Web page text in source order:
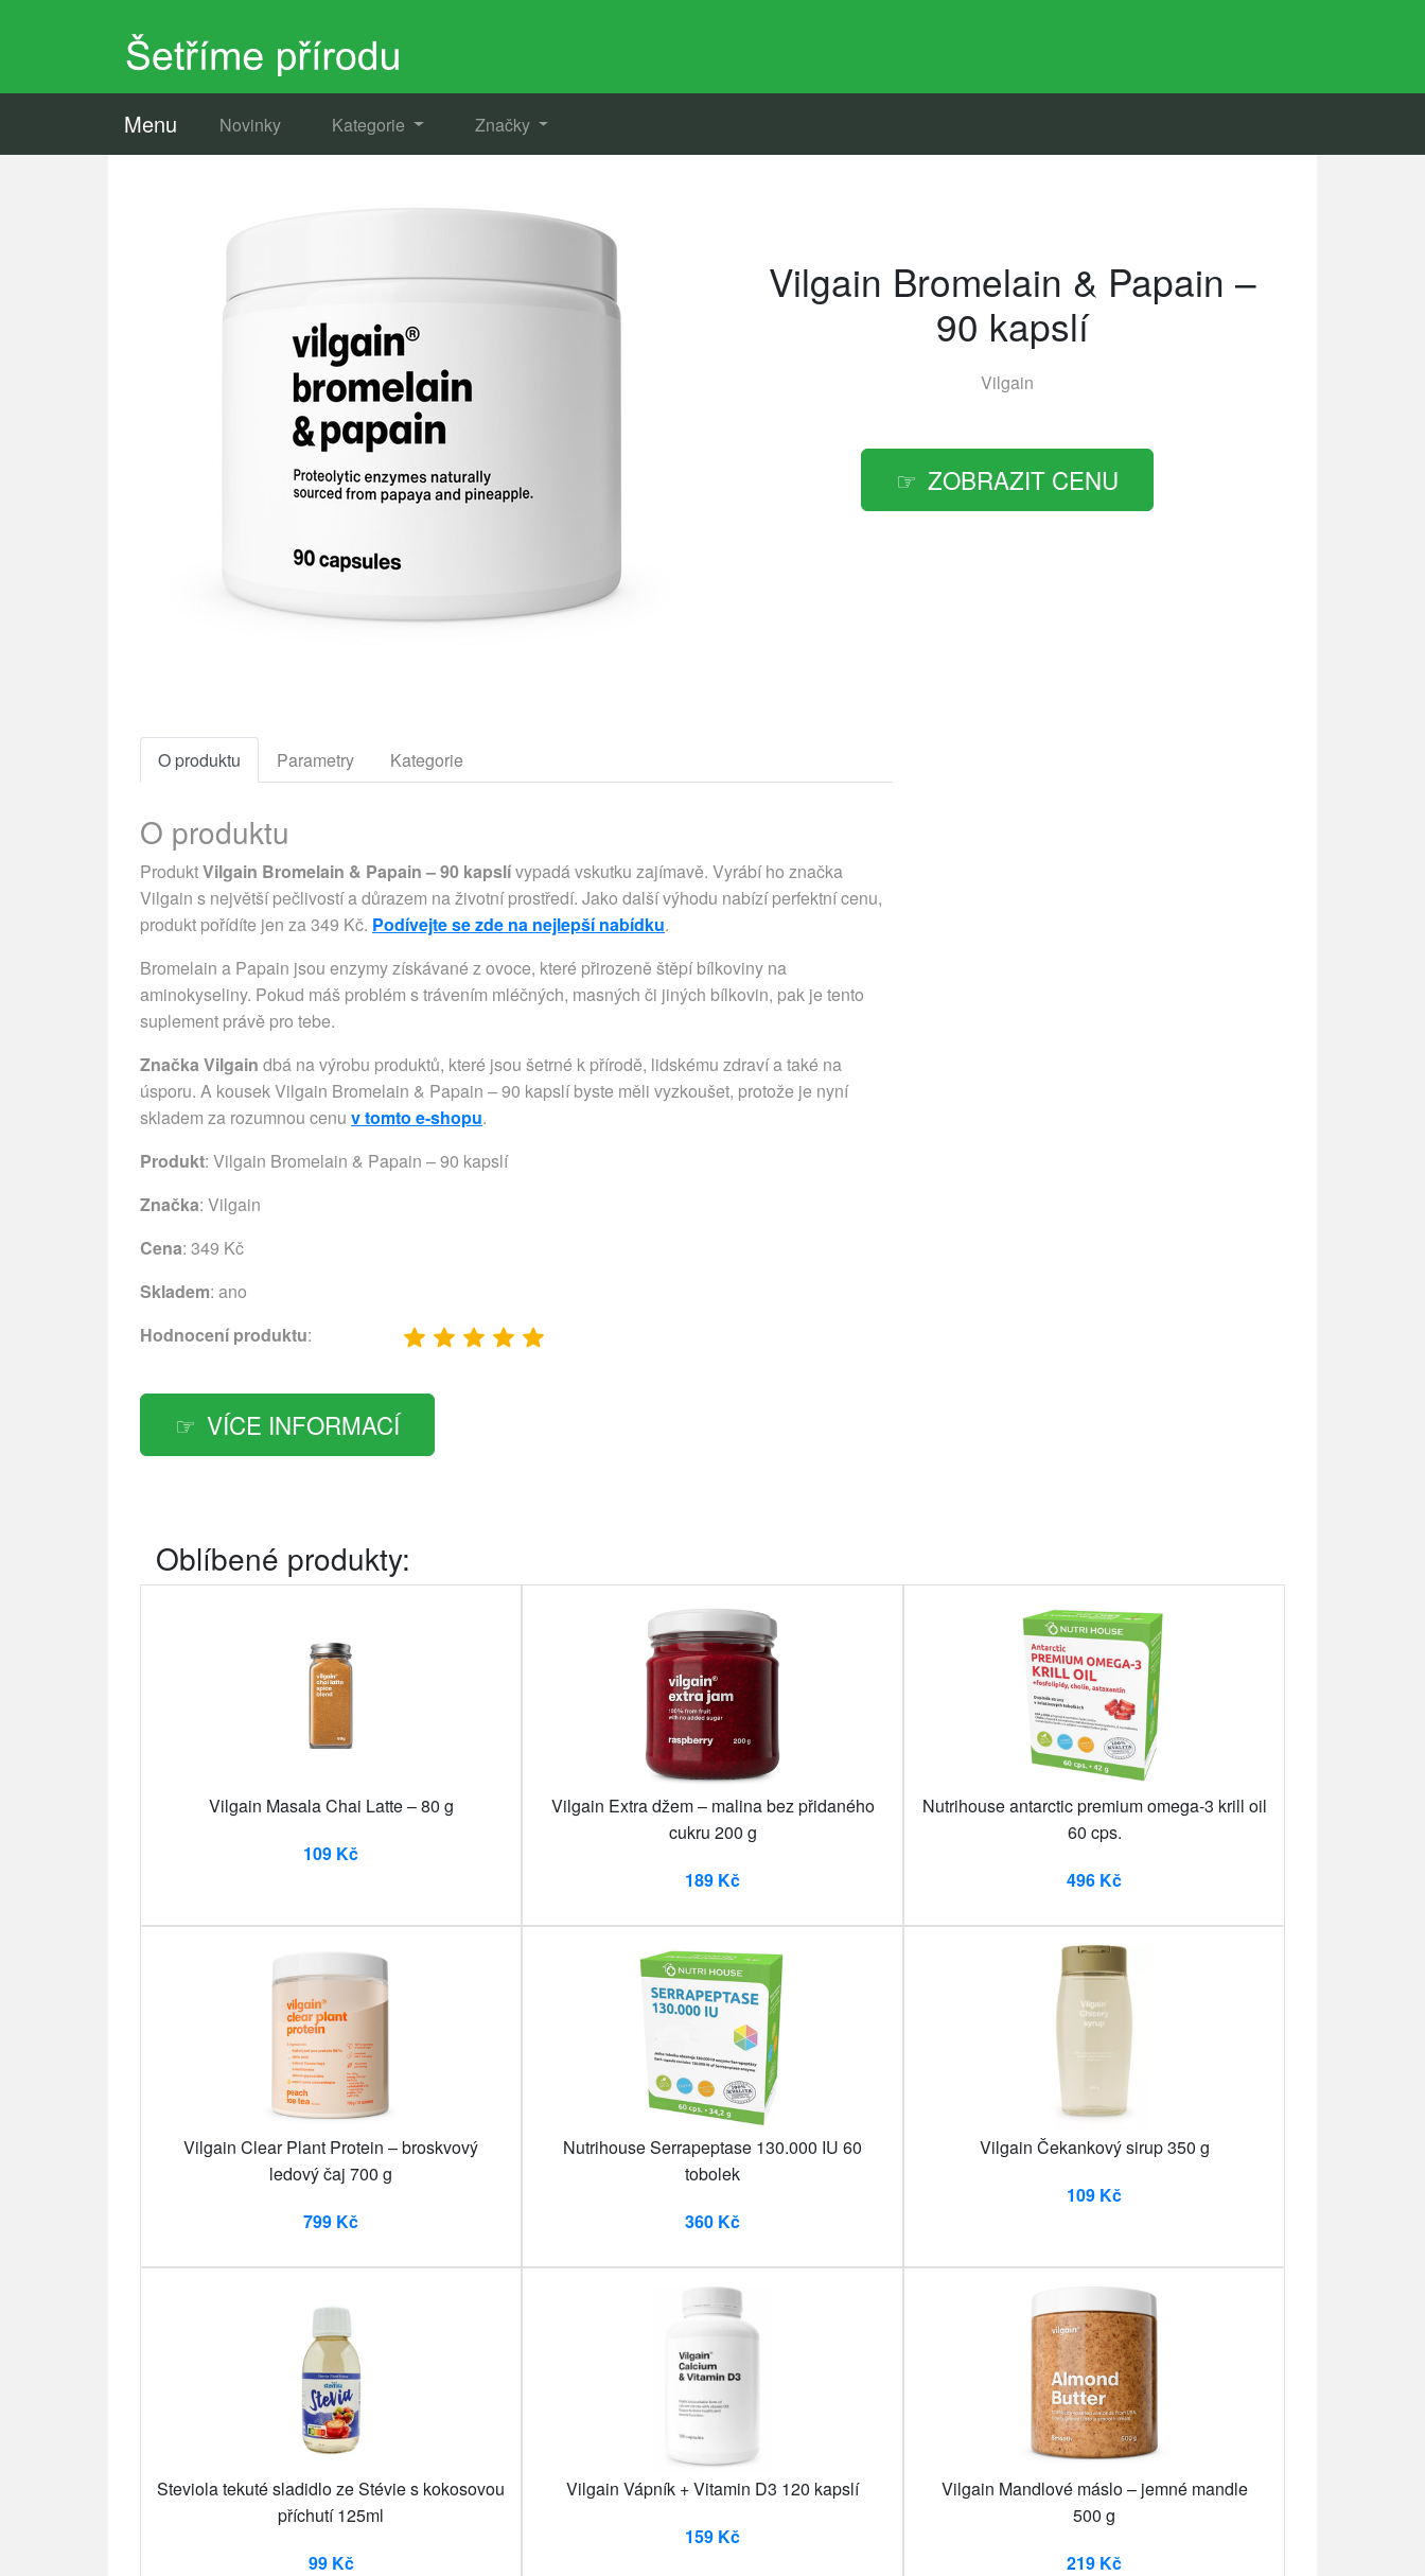
Menu Novinky Kategorie Značky
Vilgain Bromelain & Papain –
90 kapslí
Vilgain
ZOBRAZIT CENU
O produktu Parametry Kategorie
O produktu
ProduktVilgain Bromelain & Papain – 90 kapslívypadá vskutku zajímavě. Vyrábí ho značka
Vilgain s největší pečlivostí a důrazem na životní prostředí. Jako další výhodu nabízí perfektní cenu,
produkt pořídíte jen za 349 Kč. Podívejte se zde na nejlepší nabídku.
Bromelain a Papain jsou enzymy získávané z ovoce, které přirozeně štěpí bílkoviny na
aminokyseliny. Pokud máš problém s trávením mléčných, masných či jiných bílkovin, pak je tento
suplement právě pro tebe.
Značka Vilgain dbá na výrobu produktů, které jsou šetrné k přírodě, lidskému zdraví a také na
úsporu. A kousek Vilgain Bromelain & Papain – 90 kapslí byste měli vyzkoušet, protože je nyní
skladem za rozumnou cenu v tomto e-shopu.
Produkt: Vilgain Bromelain & Papain – 90 kapslí
Značka: Vilgain
Cena: 349 Kč
Skladem: ano
Hodnocení produktu:
VÍCE INFORMACÍ
Oblíbené produkty:
Vilgain Masala Chai Latte – 80 g
109 Kč
Vilgain Extra džem – malina bez přidaného
cukru 200 g
189 Kč
Nutrihouse antarctic premium omega-3 krill oil
60 cps.
496 Kč
Vilgain Clear Plant Protein – broskvový
ledový čaj 700 g
799 Kč
Nutrihouse Serrapeptase 130.000 IU 60
tobolek
360 Kč
Vilgain Čekankový sirup 350 g
109 Kč
Steviola tekuté sladidlo ze Stévie s kokosovou
příchutí 125ml
99 Kč
Vilgain Vápník + Vitamin D3 120 kapslí
159 Kč
Vilgain Mandlové máslo – jemné mandle
500 g
219 Kč